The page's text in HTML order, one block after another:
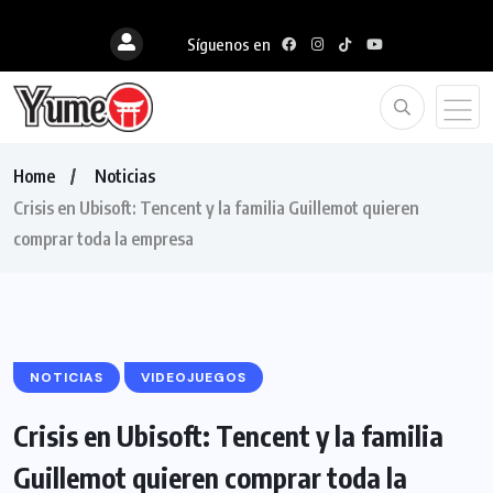
Síguenos en
Home
Noticias
Crisis en Ubisoft: Tencent y la familia Guillemot quieren
comprar toda la empresa
NOTICIAS VIDEOJUEGOS
Crisis en Ubisoft: Tencent y la familia
Guillemot quieren comprar toda la